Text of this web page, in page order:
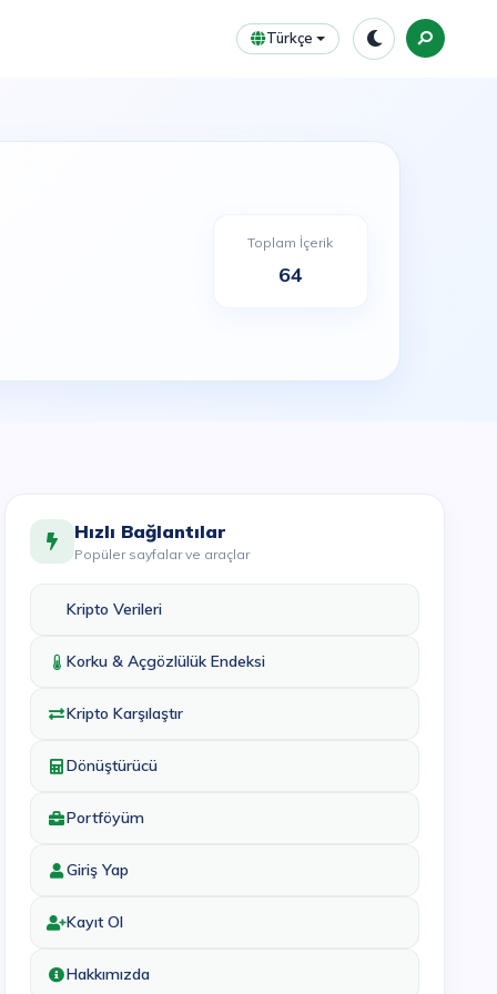
Türkçe
Toplam İçerik
64
Hızlı Bağlantılar
Popüler sayfalar ve araçlar
Kripto Verileri
Korku & Açgözlülük Endeksi
Kripto Karşılaştır
Dönüştürücü
Portföyüm
Giriş Yap
Kayıt Ol
Hakkımızda